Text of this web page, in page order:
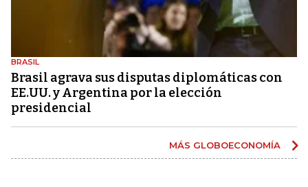
BRASIL
Brasil agrava sus disputas diplomáticas con
EE.UU. y Argentina por la elección
presidencial
MÁS GLOBOECONOMÍA